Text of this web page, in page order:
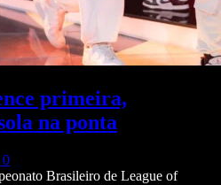
primeira,
na ponta
0
Brasileiro de League of